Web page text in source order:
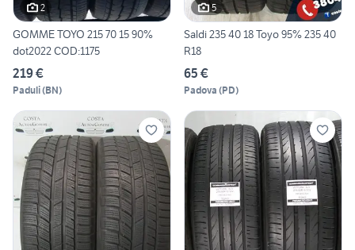
2
GOMME TOYO 215 70 15 90%
dot2022 COD:1175
219 €
Paduli(BN)
5
Saldi 235 40 18 Toyo 95% 235 40
R18
65 €
Padova (PD)